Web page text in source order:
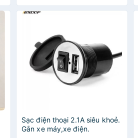
Sạc điện thoại 2.1A siêu khoẻ.
Gắn xe máy,xe điện.